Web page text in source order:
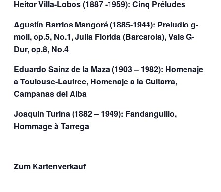
Heitor Villa-Lobos (1887 -1959): Cinq Préludes
Agustín Barrios Mangoré (1885-1944): Preludio g-
moll, op.5, No.1, Julia Florida (Barcarola), Vals G-
Dur, op.8, No.4
Eduardo Sainz de la Maza (1903 – 1982): Homenaje
a Toulouse-Lautrec, Homenaje a la Guitarra,
Campanas del Alba
Joaquin Turina (1882 – 1949): Fandanguillo,
Hommage à Tarrega
Zum Kartenverkauf